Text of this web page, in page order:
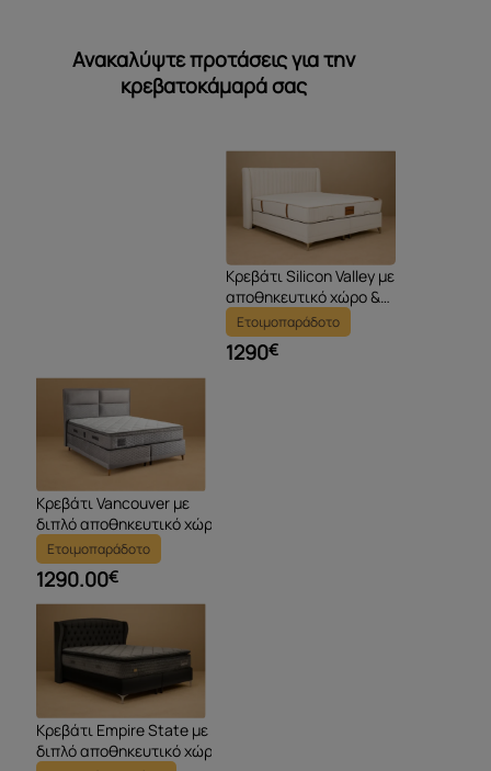
Ανακαλύψτε προτάσεις για την
κρεβατοκάμαρά σας
Κρεβάτι Silicon Valley με
αποθηκευτικό χώρο &
Ανατομικό στρώμα
Ετοιμοπαράδοτο
1290€
Κρεβάτι Vancouver με
διπλό αποθηκευτικό χώρο
& ανατομικό στρώμα
Ετοιμοπαράδοτο
1290.00€
Κρεβάτι Empire State με
διπλό αποθηκευτικό χώρο